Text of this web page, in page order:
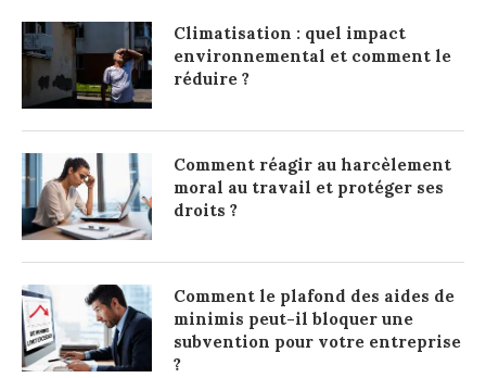
Climatisation : quel impact
environnemental et comment le
réduire ?
Comment réagir au harcèlement
moral au travail et protéger ses
droits ?
Comment le plafond des aides de
minimis peut-il bloquer une
subvention pour votre entreprise
?